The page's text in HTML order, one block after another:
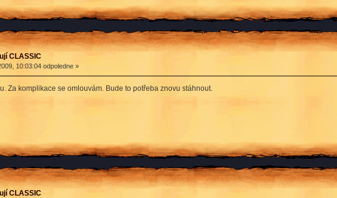
CLASSIC
10:03:04 odpoledne »
Za komplikace se omlouvám. Bude to potřeba znovu stáhnout.
CLASSIC